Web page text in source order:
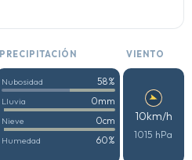
PRECIPITACIÓN VIENTO
Nubosidad 58%
Lluvia 0mm
Nieve 0cm
Humedad 60%
10km/h
1015 hPa